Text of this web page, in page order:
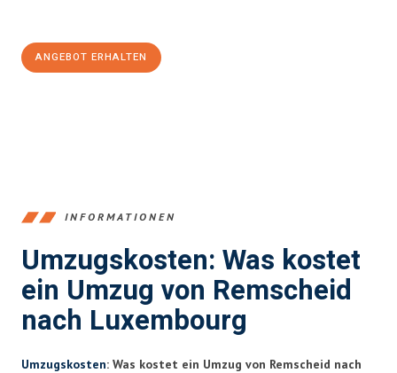
ANGEBOT ERHALTEN
INFORMATIONEN
Umzugskosten: Was kostet
ein Umzug von Remscheid
nach Luxembourg
Umzugskosten: Was kostet ein Umzug von Remscheid nach